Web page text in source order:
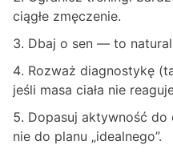
ciągłe zmęczenie.
Dbaj o sen — to
Rozważ diagnostykę
jeśli masa ciała nie
Dopasuj aktywność do
nie do planu „idealnego”.